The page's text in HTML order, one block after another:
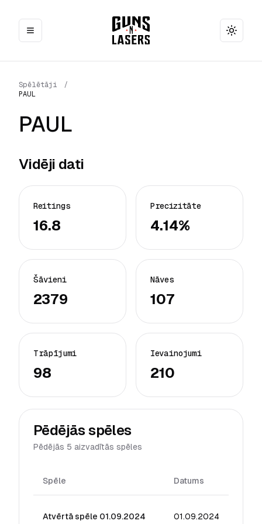
Toggle
Spēlētāji
/
PAUL
PAUL
Vidēji dati
Reitings
16.8
Precizitāte
4.14%
Šāvieni
2379
Nāves
107
Trāpījumi
98
Ievainojumi
210
Pēdējās spēles
Pēdējās 5 aizvadītās spēles
Spēle Datums
Atvērtā spēle 01.09.2024 01.09.2024